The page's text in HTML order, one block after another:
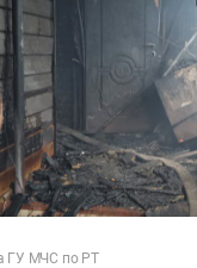
ГУ МЧС по РТ